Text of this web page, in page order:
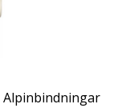
Alpinbindningar